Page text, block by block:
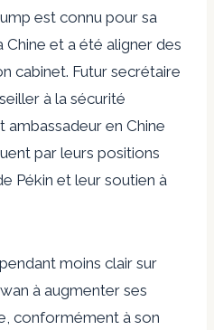
est connu pour sa
Chine et a été aligner des
cabinet. Futur secrétaire
à la sécurité
ambassadeur en Chine
par leurs positions
Pékin et leur soutien à
moins clair sur
à augmenter ses
conformément à son